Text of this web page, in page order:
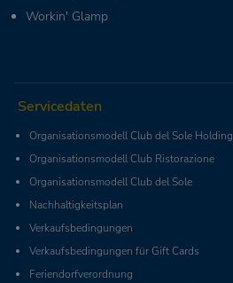
Workin' Glamp
Servicedaten
Organisationsmodell Club del Sole Holding
Organisationsmodell Club Ristorazione
Organisationsmodell Club del Sole
Nachhaltigkeitsplan
Verkaufsbedingungen
Verkaufsbedingungen für Gift Cards
Feriendorfverordnung